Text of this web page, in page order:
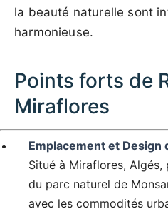
la beauté naturelle sont
harmonieuse.
Points forts de
Miraflores
Emplacement et Design
Situé à Miraflores,
du parc naturel de
avec les commodités